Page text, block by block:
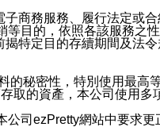
商務服務、履行法定
目的，依照各該服務之
特定目的存續期間及法
秘密性，特別使用最
取的資產，本公司使用
司ezPretty網站中要求更